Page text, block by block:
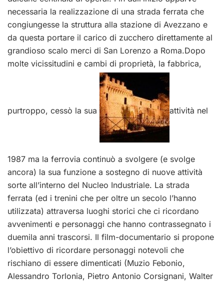
necessaria la realizzazione di una strada ferrata che
congiungesse la struttura alla stazione di Avezzano e
da questa portare il carico di zucchero direttamente al
grandioso scalo merci di San Lorenzo a Roma.Dopo
molte vicissitudini e cambi di proprietà, la fabbrica,
purtroppo, cessò la sua attività nel
1987 ma la ferrovia continuò a svolgere (e svolge
ancora) la sua funzione a sostegno di nuove attività
sorte all’interno del Nucleo Industriale. La strada
ferrata (ed i trenini che per oltre un secolo l’hanno
utilizzata) attraversa luoghi storici che ci ricordano
avvenimenti e personaggi che hanno contrassegnato i
duemila anni trascorsi. Il film-documentario si propone
l’obiettivo di ricordare personaggi notevoli che
rischiano di essere dimenticati (Muzio Febonio,
Alessandro Torlonia, Pietro Antonio Corsignani, Walter